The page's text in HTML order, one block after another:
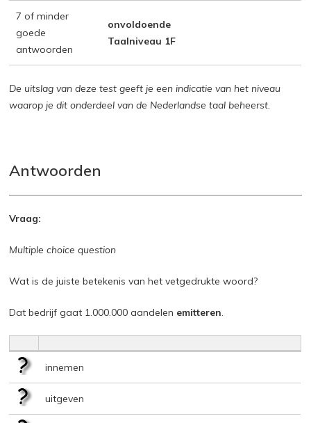
7 of minder
goede
antwoorden
onvoldoende
Taalniveau 1F
De uitslag van deze test geeft je een indicatie van het niveau
waarop je dit onderdeel van de Nederlandse taal beheerst.
Antwoorden
Vraag:
Multiple choice question
Wat is de juiste betekenis van het vetgedrukte woord?
Dat bedrijf gaat 1.000.000 aandelen emitteren.
innemen
uitgeven